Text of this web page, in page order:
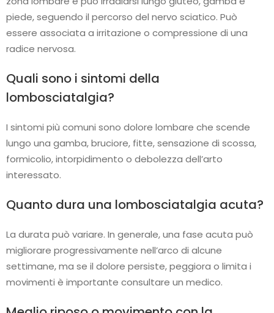
piede, seguendo il percorso del nervo sciatico. Può
essere associata a irritazione o compressione di una
radice nervosa.
Quali sono i sintomi della
lombosciatalgia?
I sintomi più comuni sono dolore lombare che scende
lungo una gamba, bruciore, fitte, sensazione di scossa,
formicolio, intorpidimento o debolezza dell’arto
interessato.
Quanto dura una lombosciatalgia acuta?
La durata può variare. In generale, una fase acuta può
migliorare progressivamente nell’arco di alcune
settimane, ma se il dolore persiste, peggiora o limita i
movimenti è importante consultare un medico.